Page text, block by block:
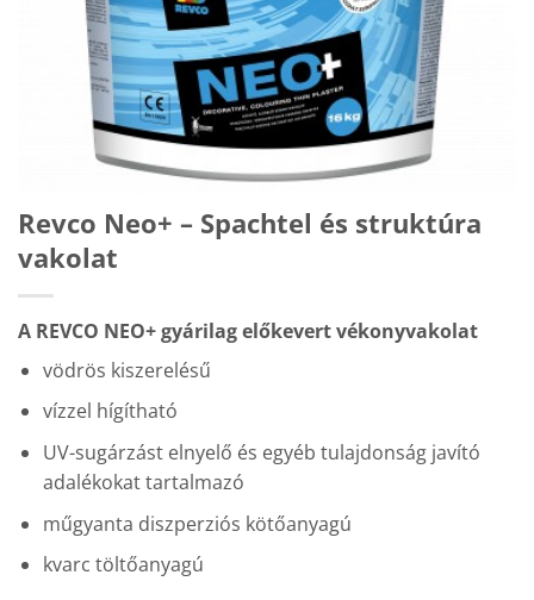
Revco Neo+ – Spachtel és struktúra
vakolat
A REVCO NEO+ gyárilag előkevert vékonyvakolat
vödrös kiszerelésű
vízzel hígítható
UV-sugárzást elnyelő és egyéb tulajdonság javító
adalékokat tartalmazó
műgyanta diszperziós kötőanyagú
kvarc töltőanyagú